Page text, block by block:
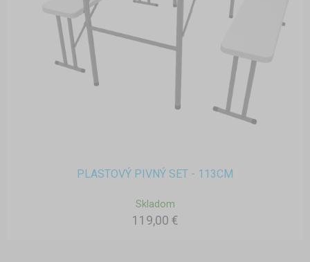
PLASTOVÝ PIVNÝ SET - 113CM
Skladom
119,00 €